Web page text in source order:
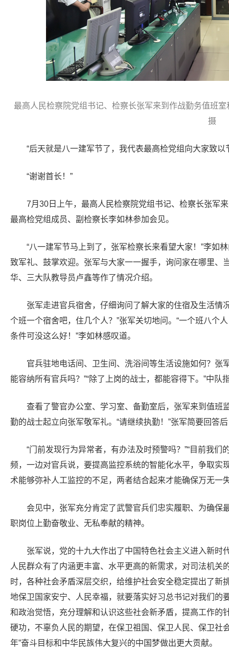
最高人民检察院党组书记、检察长张军来到作战勤务值班
摄
“后天就是八一建军节了，我代表最高检党组向大家致以
“谢谢首长！”
7月30日上午，最高人民检察院党组书记、检察长张军
最高检党组成员、副检察长李如林参加会见。
“八一建军节马上到了，张军检察长来看望大家！”李如
致军礼、鼓掌欢迎。张军与大家一一握手，询问家在哪里、
华、三大队教导员卢鑫等作了情况介绍。
张军走进官兵宿舍，仔细询问了解大家的住宿及生活情
个班一个宿舍吧，住几个人？”张军关切地问。“一个班八个
条件可没这么好！”李如林感叹道。
官兵驻地电话间、卫生间、洗浴间等生活设施如何？张
能容纳所有官兵吗？”“除了上岗的战士，都能容得下。”中队
查看了警官办公室、学习室、备勤室后，张军来到值班
勤的战士起立向张军敬军礼。“请继续执勤！”张军简要回答
“门前发现行为异常者，有办法及时预警吗？”“目前我
频，一边对官兵说，要提高监控系统的智能化水平，争取实
术能够弥补人工监控的不足，两者结合起来才能确保万无一
会见中，张军充分肯定了武警官兵们忠实履职、为确
职岗位上勤奋敬业、无私奉献的精神。
张军说，党的十九大作出了中国特色社会主义进入新
人民群众有了内涵更丰富、水平更高的新需求，对司法机
时，各种社会矛盾深层交织，给维护社会安全稳定提出了
地保卫国家安宁、人民幸福，就要落实好习总书记对我们的
和政治觉悟，充分理解和认识这些社会新矛盾，提高工作的
硬功，不辜负人民的期望，在保卫祖国、保卫人民、保卫社
年”奋斗目标和中华民族伟大复兴的中国梦做出更大贡献。